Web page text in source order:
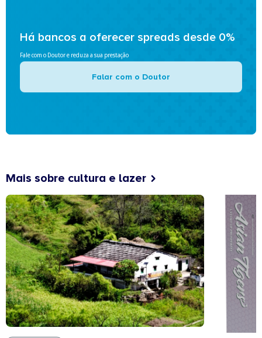
Há bancos a oferecer spreads desde 0%
Fale com o Doutor e reduza a sua prestação
Falar com o Doutor
Mais sobre cultura e lazer